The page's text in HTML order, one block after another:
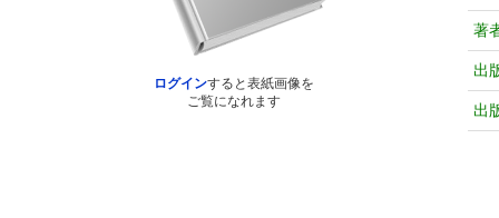
ログインすると表紙画像を
ご覧になれます
著
出
出